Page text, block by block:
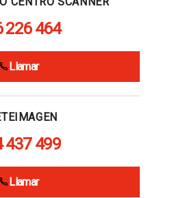
226 464
Llamar
437 499
Llamar